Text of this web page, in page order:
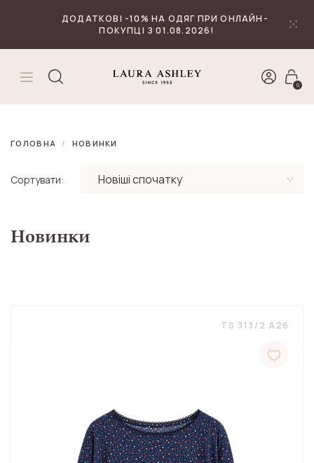
ДОДАТКОВІ -10% НА ОДЯГ ПРИ ОНЛАЙН-
ПОКУПЦІ З 01.08.2026!
0
ГОЛОВНА НОВИНКИ
Сортувати:
Новинки
TS 313/2 A26